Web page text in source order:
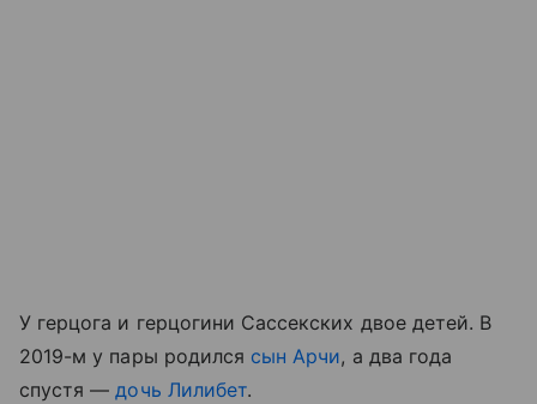
У герцога и герцогини Сассекских двое детей. В
2019-м у пары родился сын Арчи, а два года
спустя —дочь Лилибет.